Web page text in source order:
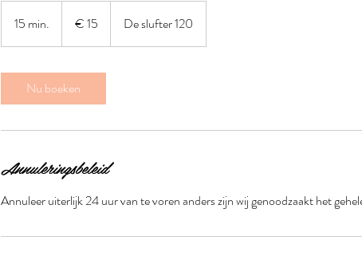
15 min.
5
n
€ 15 De slufter 120
Nu boeken
Annuleringsbeleid
Annuleer uiterlijk 24 uur van te voren anders zijn wij genoodzaakt het